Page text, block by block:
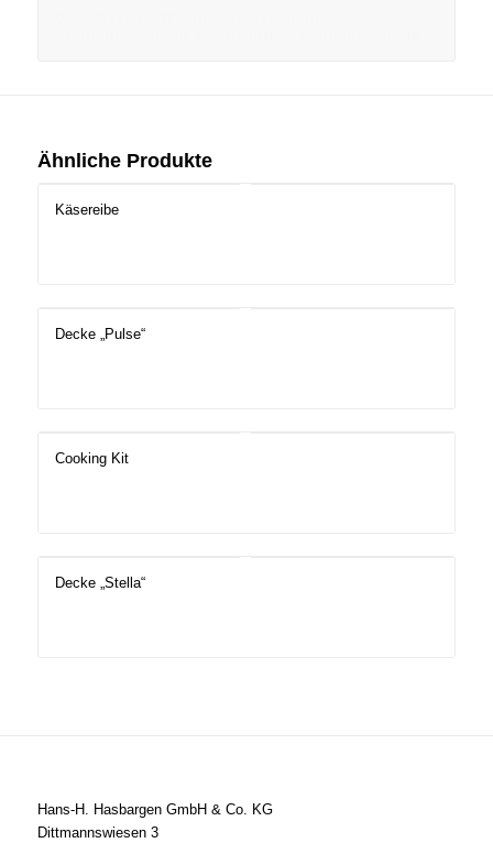
Ähnliche Produkte
Käsereibe
Decke „Pulse“
Cooking Kit
Decke „Stella“
Hans-H. Hasbargen GmbH & Co. KG
Dittmannswiesen 3